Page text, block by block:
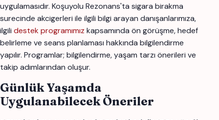
uygulamasıdır. Koşuyolu Rezonans'ta sigara birakma
surecinde akcigerleri ile ilgili bilgi arayan danışanlarımıza,
ilgili destek programımız kapsamında ön görüşme, hedef
belirleme ve seans planlaması hakkında bilgilendirme
yapılır. Programlar; bilgilendirme, yaşam tarzı önerileri ve
takip adımlarından oluşur.
Günlük Yaşamda
Uygulanabilecek Öneriler